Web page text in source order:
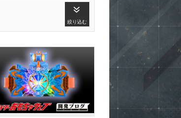
絞り込む